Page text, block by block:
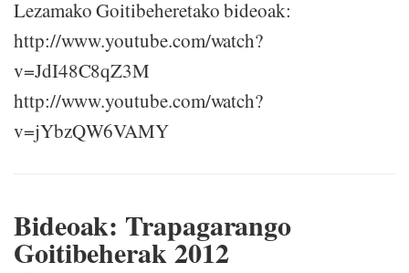
Lezamako Goitibeheretako bideoak:
http://www.youtube.com/watch?
v=JdI48C8qZ3M
http://www.youtube.com/watch?
v=jYbzQW6VAMY
Bideoak: Trapagarango
Goitibeherak 2012